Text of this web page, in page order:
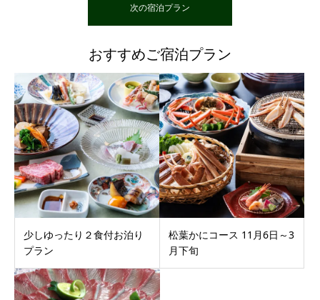
次の宿泊プラン
おすすめご宿泊プラン
少しゆったり２食付お泊り
プラン
松葉かにコース 11月6日～3
月下旬